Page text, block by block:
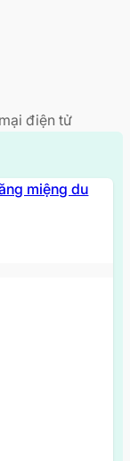
điện tử
miệng du